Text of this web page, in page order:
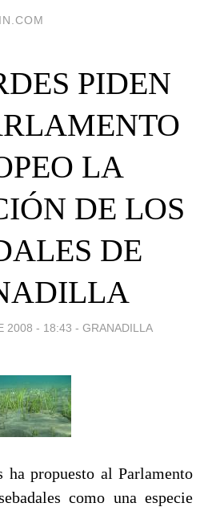
PIDEN
LA
DE LOS
DE
2008 - 18:43 - GRANADILLA
propuesto al Parlamento
como una especie